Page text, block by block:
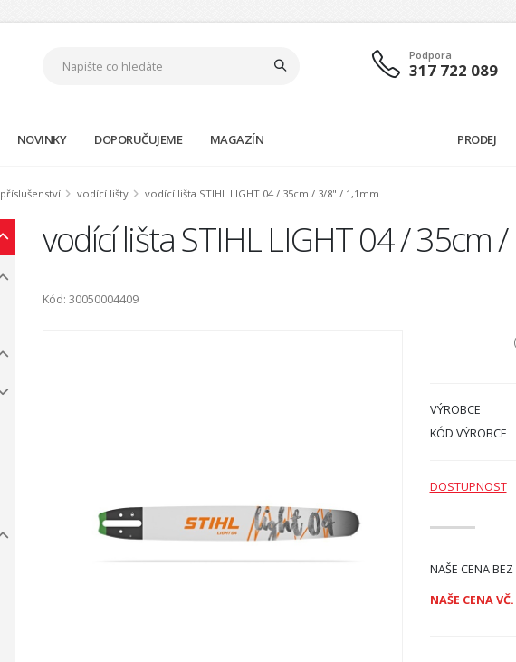
Podpora
317 722 089
NOVINKY DOPORUČUJEME MAGAZÍN PRODEJ
příslušenství vodící lišty vodící lišta STIHL LIGHT 04 / 35cm / 3/8" / 1,1mm
vodící lišta STIHL LIGHT 04 / 35cm
Kód: 30050004409
VÝROBCE
KÓD VÝROBCE
DOSTUPNOST
NAŠE CENA
NAŠE CENA